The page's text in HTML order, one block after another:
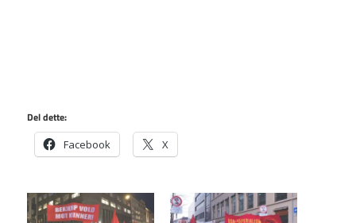
Del dette:
Facebook X